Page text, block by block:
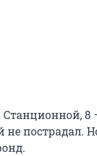
пострадал.